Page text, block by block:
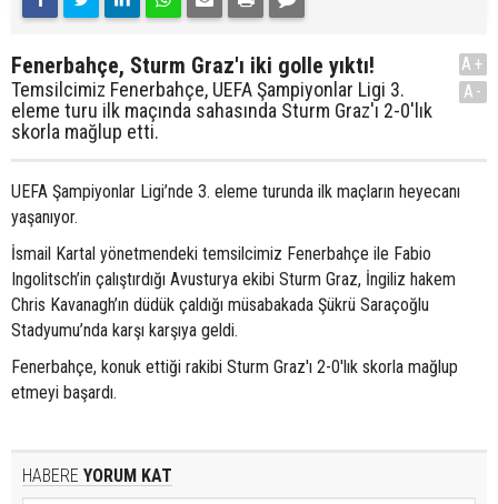
Fenerbahçe, Sturm Graz'ı iki golle yıktı!
Temsilcimiz Fenerbahçe, UEFA Şampiyonlar Ligi 3.
eleme turu ilk maçında sahasında Sturm Graz'ı 2-0'lık
skorla mağlup etti.
A+
A-
UEFA Şampiyonlar Ligi’nde 3. eleme turunda ilk maçların heyecanı
yaşanıyor.
İsmail Kartal yönetmendeki temsilcimiz Fenerbahçe ile Fabio
Ingolitsch’in çalıştırdığı Avusturya ekibi Sturm Graz, İngiliz hakem
Chris Kavanagh’ın düdük çaldığı müsabakada Şükrü Saraçoğlu
Stadyumu’nda karşı karşıya geldi.
Fenerbahçe, konuk ettiği rakibi Sturm Graz'ı 2-0'lık skorla mağlup
etmeyi başardı.
HABERE YORUM KAT